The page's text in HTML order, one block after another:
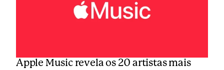
Apple Music revela os 20 artistas mais